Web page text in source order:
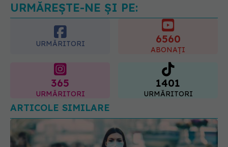
URMĂREȘTE-NE ȘI PE:
URMĂRITORI 6560
ABONAȚI
365
URMĂRITORI
1401
URMĂRITORI
ARTICOLE SIMILARE